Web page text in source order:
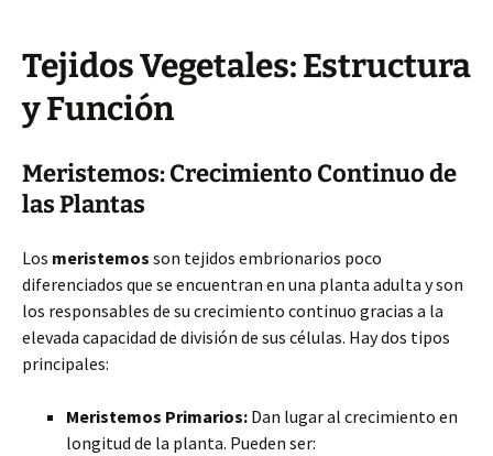
Tejidos Vegetales: Estructura
y Función
Meristemos: Crecimiento Continuo de
las Plantas
Los meristemos son tejidos embrionarios poco
diferenciados que se encuentran en una planta adulta y son
los responsables de su crecimiento continuo gracias a la
elevada capacidad de división de sus células. Hay dos tipos
principales:
Meristemos Primarios: Dan lugar al crecimiento en
longitud de la planta. Pueden ser: